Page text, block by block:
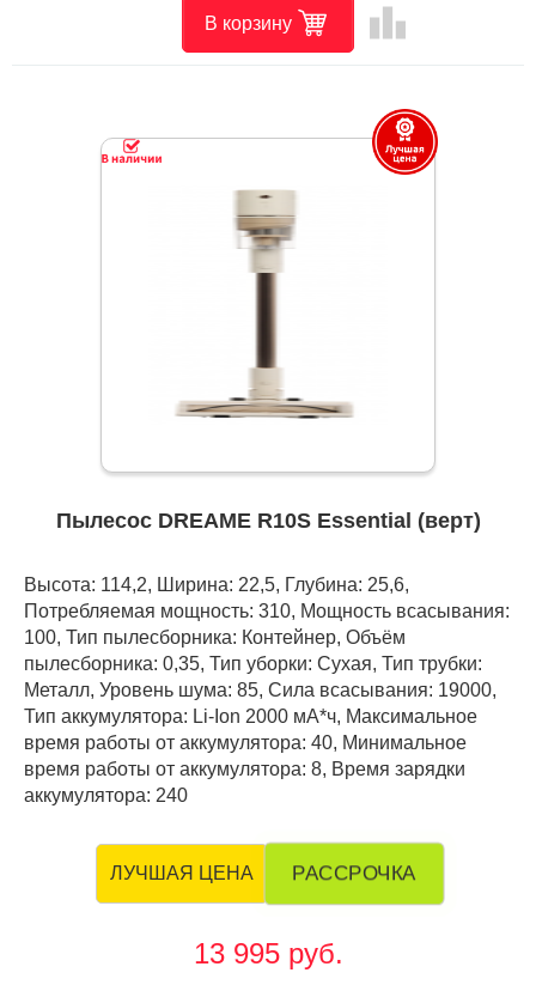
В корзину leaderboard
Пылесос DREAME R10S Essential (верт)
Высота: 114,2, Ширина: 22,5, Глубина: 25,6,
Потребляемая мощность: 310, Мощность всасывания:
100, Тип пылесборника: Контейнер, Объём
пылесборника: 0,35, Тип уборки: Сухая, Тип трубки:
Металл, Уровень шума: 85, Сила всасывания: 19000,
Тип аккумулятора: Li-Ion 2000 мА*ч, Максимальное
время работы от аккумулятора: 40, Минимальное
время работы от аккумулятора: 8, Время зарядки
аккумулятора: 240
ЛУЧШАЯ ЦЕНА РАССРОЧКА
13 995 руб.